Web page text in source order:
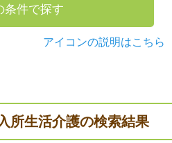
条件で探す
アイコンの説明はこちら
所生活介護の検索結果